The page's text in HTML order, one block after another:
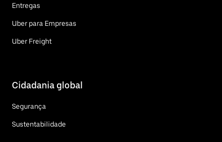
Entregas
Uber para Empresas
Uber Freight
Cidadania global
Segurança
Sustentabilidade